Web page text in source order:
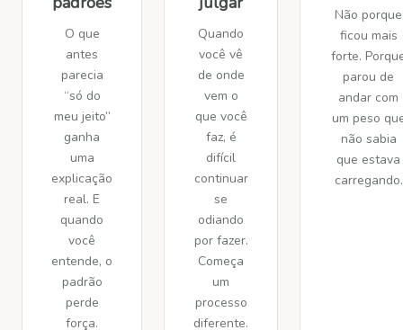
O que
antes
parecia
“só do
meu jeito”
ganha
uma
explicação
real. E
quando
você
entende, o
padrão
perde
força.
Quando
você vê
de onde
vem o
que você
faz, é
difícil
continuar
se
odiando
por fazer.
Começa
um
processo
diferente.
Não porque
ficou mais
forte.
parou de
andar com
um peso
não sabia
que estava
carregando.